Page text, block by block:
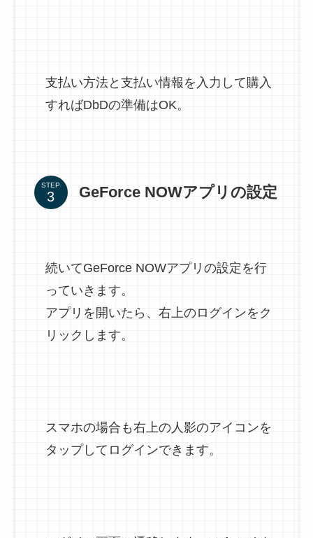
支払い方法と支払い情報を入力して購入
すればDbDの準備はOK。
STEP GeForce NOWアプリの設定
続いてGeForce NOWアプリの設定を行
っていきます。
アプリを開いたら、右上のログインをク
リックします。
スマホの場合も右上の人影のアイコンを
タップしてログインできます。